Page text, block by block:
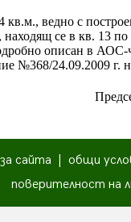
ведно с
находящ се в кв. 13
описан в АОС-
№368/24.09.2009 г.
за сайта
общи
поверителност на